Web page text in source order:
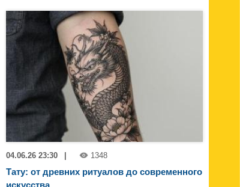
04.06.26 23:30 1348
Тату: от древних ритуалов до современного